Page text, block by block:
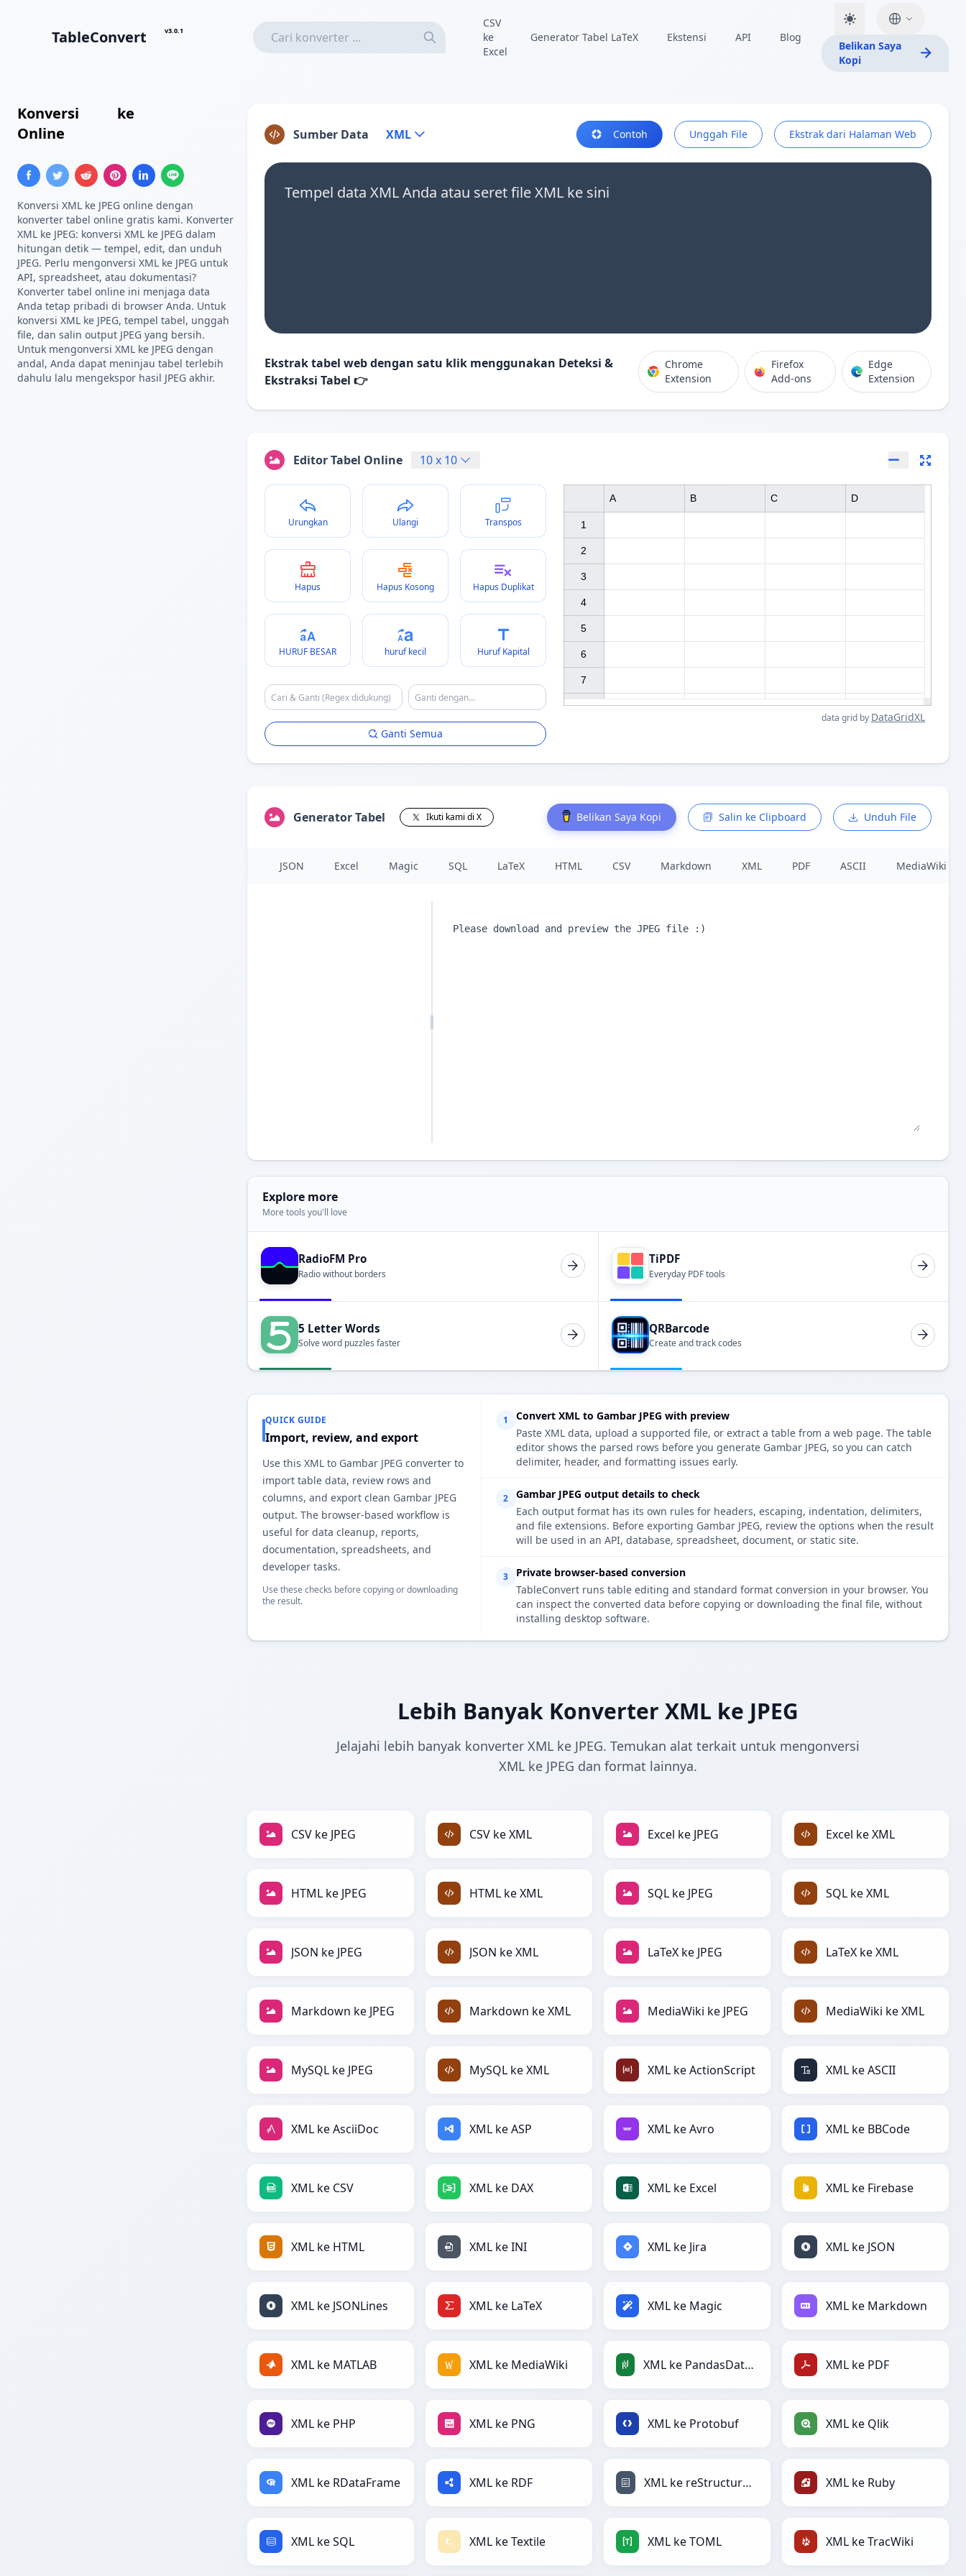
TableConvert v3.0.1
CSV
ke
Excel
Generator Tabel LaTeX Ekstensi API Blog
Belikan Saya
Kopi
Konversi ke
Online
Konversi XML ke JPEG online dengan
konverter tabel online gratis kami. Konverter
XML ke JPEG: konversi XML ke JPEG dalam
hitungan detik — tempel, edit, dan unduh
JPEG. Perlu mengonversi XML ke JPEG untuk
API, spreadsheet, atau dokumentasi?
Konverter tabel online ini menjaga data
Anda tetap pribadi di browser Anda. Untuk
konversi XML ke JPEG, tempel tabel, unggah
file, dan salin output JPEG yang bersih.
Untuk mengonversi XML ke JPEG dengan
andal, Anda dapat meninjau tabel terlebih
dahulu lalu mengekspor hasil JPEG akhir.
Sumber Data XML Contoh Unggah File Ekstrak dari Halaman Web
Tempel data XML Anda atau seret file XML ke sini
Ekstrak tabel web dengan satu klik menggunakan Deteksi &
Ekstraksi Tabel 👉
Chrome
Extension
Firefox
Add-ons
Edge
Extension
Editor Tabel Online 10x 10
Urungkan Ulangi Transpos
Hapus Hapus Kosong Hapus Duplikat
HURUF BESAR huruf kecil Huruf Kapital
Ganti Semua
1
2
3
4
5
6
7
A B C D
data grid by DataGridXL
Generator Tabel Ikuti kami di X Belikan Saya Kopi Salin ke Clipboard Unduh File
JSON Excel Magic SQL LaTeX HTML CSV Markdown XML PDF ASCII MediaWiki
Explore more
More tools you'll love
RadioFM Pro
Radio without borders
TiPDF
Everyday PDF tools
5 Letter Words
Solve word puzzles faster
QRBarcode
Create and track codes
QUICK GUIDE
Import, review, and export
Use this XML to Gambar JPEG converter to
import table data, review rows and
columns, and export clean Gambar JPEG
output. The browser-based workflow is
useful for data cleanup, reports,
documentation, spreadsheets, and
developer tasks.
Use these checks before copying or downloading
the result.
1
Convert XML to Gambar JPEG with preview
Paste XML data, upload a supported file, or extract a table from a web page. The table
editor shows the parsed rows before you generate Gambar JPEG, so you can catch
delimiter, header, and formatting issues early.
2
Gambar JPEG output details to check
Each output format has its own rules for headers, escaping, indentation, delimiters,
and file extensions. Before exporting Gambar JPEG, review the options when the result
will be used in an API, database, spreadsheet, document, or static site.
3
Private browser-based conversion
TableConvert runs table editing and standard format conversion in your browser. You
can inspect the converted data before copying or downloading the final file, without
installing desktop software.
Lebih Banyak Konverter XML ke JPEG
Jelajahi lebih banyak konverter XML ke JPEG. Temukan alat terkait untuk mengonversi
XML ke JPEG dan format lainnya.
CSV ke JPEG CSV ke XML Excel ke JPEG Excel ke XML
HTML ke JPEG HTML ke XML SQL ke JPEG SQL ke XML
JSON ke JPEG JSON ke XML LaTeX ke JPEG LaTeX ke XML
Markdown ke JPEG Markdown ke XML MediaWiki ke JPEG MediaWiki ke XML
MySQL ke JPEG MySQL ke XML XML ke ActionScript XML ke ASCII
XML ke AsciiDoc XML ke ASP XML ke Avro XML ke BBCode
XML ke CSV XML ke DAX XML ke Excel XML ke Firebase
XML ke HTML XML ke INI XML ke Jira XML ke JSON
XML ke JSONLines XML ke LaTeX XML ke Magic XML ke Markdown
XML ke MATLAB XML ke MediaWiki XML ke PandasDataFrame XML ke PDF
XML ke PHP XML ke PNG XML ke Protobuf XML ke Qlik
XML ke RDataFrame XML ke RDF XML ke reStructuredText XML ke Ruby
XML ke SQL XML ke Textile XML ke TOML XML ke TracWiki